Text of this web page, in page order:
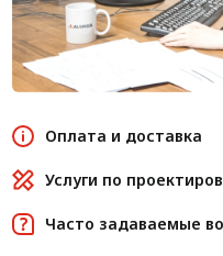
Оплата и доставка
Услуги по
Часто задаваемые